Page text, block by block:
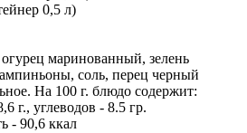
0,5 л)
маринованный, зелень
соль, перец черный
На 100 г. блюдо содержит:
г., углеводов - 8.5 гр.
- 90,6 ккал